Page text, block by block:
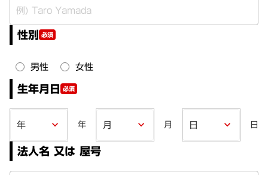
性別 必須
男性 女性
生年月日 必須
keyboard_arrow_down 年 keyboard_arrow_down 月 keyboard_arrow_down 日
法人名 又は 屋号